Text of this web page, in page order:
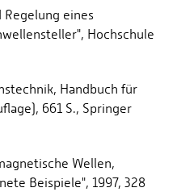
eines
Hochschule
Handbuch für
661 S., Springer
Wellen,
Beispiele", 1997, 328